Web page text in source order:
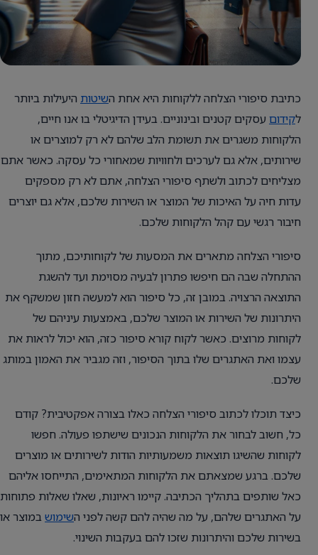
כתיבת סיפורי הצלחה ללקוחות היא אחת השיטות היעילות ביותר
לקידום עסקים קטנים ובינוניים. בעידן הדיגיטלי בו אנו חיים,
הלקוחות משגרים את תשומת הלב שלהם לא רק למוצרים או
שירותים, אלא גם לערכים ולחוויות שמאחורי כל עסקה. כאשר אתם
מצליחים לכתוב ולשתף סיפורי הצלחה, אתם לא רק מספקים
עדות חיה על האיכות של המוצר או השירות שלכם, אלא גם יוצרים
חיבור רגשי עם קהל הלקוחות שלכם.
סיפורי הצלחה מתארים את המסעות של לקוחותיכם, מתוך
ההתחלה שבה הם חיפשו פתרון לבעיה מסוימת ועד להשגת
התוצאה הרצויה. במובן זה, כל סיפור הוא למעשה חזון שמשקף את
היתרונות של השירות או המוצר שלכם, באמצעות עיניהם של
לקוחות מרוצים. כאשר לקוח קורא סיפור כזה, הוא יכול לראות את
עצמו ואת האתגרים שלו בתוך הסיפור, וזה מגביר את האמון במותג
שלכם.
כיצד תוכלו לכתוב סיפורי הצלחה כאלו בצורה אפקטיבית? קודם
כל, חשוב לבחור את הלקוחות הנכונים שישתפו פעולה. חפשו
לקוחות שהשיגו תוצאות משמעותיות הודות לשירותים או מוצרים
שלכם. ברגע שמצאתם את הלקוחות המתאימים, התייחסו אליהם
כאל שותפים בתהליך הכתיבה. קיימו ראיונות, שאלו שאלות פתוחות
על האתגרים שלהם, על מה שהיה להם קשה לפני השימושבמוצר או
בשירות שלכם והיתרונות שזכו להם בעקבות השינוי.